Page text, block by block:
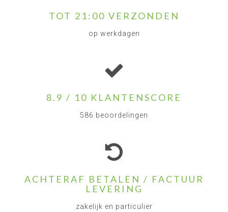
TOT 21:00 VERZONDEN
op werkdagen
8.9 / 10 KLANTENSCORE
586 beoordelingen
ACHTERAF BETALEN / FACTUUR
LEVERING
zakelijk en particulier